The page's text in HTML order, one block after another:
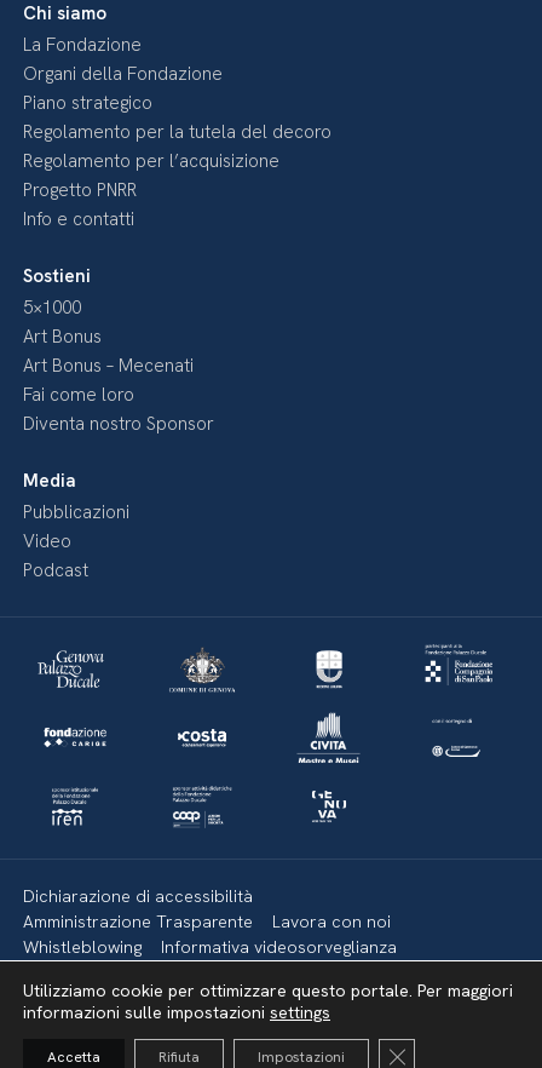
Chi siamo
La Fondazione
Organi della Fondazione
Piano strategico
Regolamento per la tutela del decoro
Regolamento per l’acquisizione
Progetto PNRR
Info e contatti
Sostieni
5×1000
Art Bonus
Art Bonus – Mecenati
Fai come loro
Diventa nostro Sponsor
Media
Pubblicazioni
Video
Podcast
Dichiarazione di accessibilità
Amministrazione Trasparente
Lavora con noi
Whistleblowing
Informativa videosorveglianza
Mappa del sito
Utilizziamo cookie per ottimizzare questo portale. Per maggiori
informazioni sulle impostazioni settings
Accetta Rifiuta Impostazioni Close GDPR